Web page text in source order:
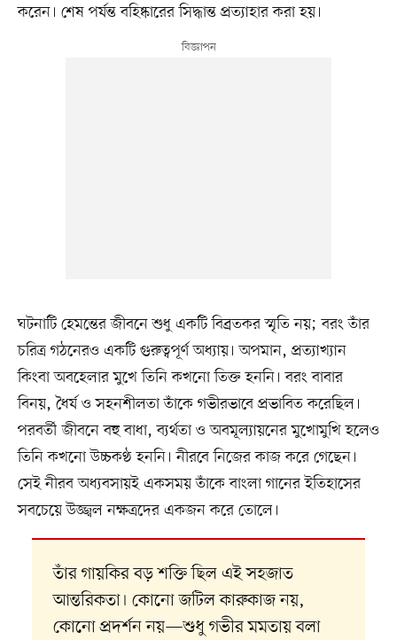
করেন। শেষ পর্যন্ত বহিষ্কারের সিদ্ধান্ত প্রত্যাহার করা হয়।
ঘটনাটি হেমন্তের জীবনে শুধু একটি বিব্রতকর স্মৃতি নয়; বরং তাঁর
চরিত্র গঠনেরও একটি গুরুত্বপূর্ণ অধ্যায়। অপমান, প্রত্যাখ্যান
কিংবা অবহেলার মুখে তিনি কখনো তিক্ত হননি। বরং বাবার
বিনয়, ধৈর্য ও সহনশীলতা তাঁকে গভীরভাবে প্রভাবিত করেছিল।
পরবর্তী জীবনে বহু বাধা, ব্যর্থতা ও অবমূল্যায়নের মুখোমুখি হলেও
তিনি কখনো উচ্চকণ্ঠ হননি। নীরবে নিজের কাজ করে গেছেন।
সেই নীরব অধ্যবসায়ই একসময় তাঁকে বাংলা গানের ইতিহাসের
সবচেয়ে উজ্জ্বল নক্ষত্রদের একজন করে তোলে।
তাঁর গায়কির বড় শক্তি ছিল এই সহজাত
আন্তরিকতা। কোনো জটিল কারুকাজ নয়,
কোনো প্রদর্শন নয়—শুধু গভীর মমতায় বলা